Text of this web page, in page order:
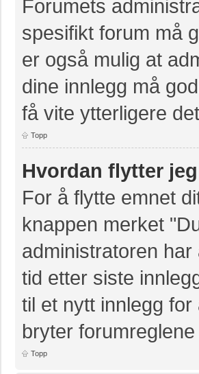
Forumets
spesifikt forum må
er også mulig at
dine innlegg må
få vite ytterligere
Topp
Hvordan flytter
For å flytte emnet
knappen merket
administratoren
tid etter siste
til et nytt innlegg
bryter
Topp